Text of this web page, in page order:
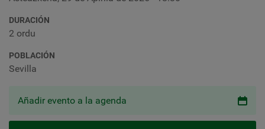
DURACIÓN
2 ordu
POBLACIÓN
Sevilla
Añadir evento a la agenda